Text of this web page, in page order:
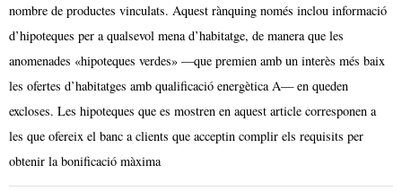
nombre de productes vinculats. Aquest rànquing només inclou informació
d’hipoteques per a qualsevol mena d’habitatge, de manera que les
anomenades «hipoteques verdes» —que premien amb un interès més baix
les ofertes d’habitatges amb qualificació energètica A— en queden
excloses. Les hipoteques que es mostren en aquest article corresponen a
les que ofereix el banc a clients que acceptin complir els requisits per
obtenir la bonificació màxima